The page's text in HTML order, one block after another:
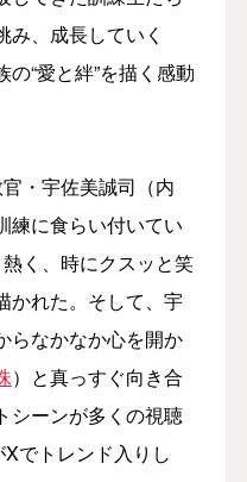
、成長していく
“愛と絆”を描く感動
・宇佐美誠司（内
練に食らい付いてい
く、時にクスッと笑
かれた。そして、宇
らなかなか心を開か
）と真っすぐ向き合
シーンが多くの視聴
でトレンド入りし